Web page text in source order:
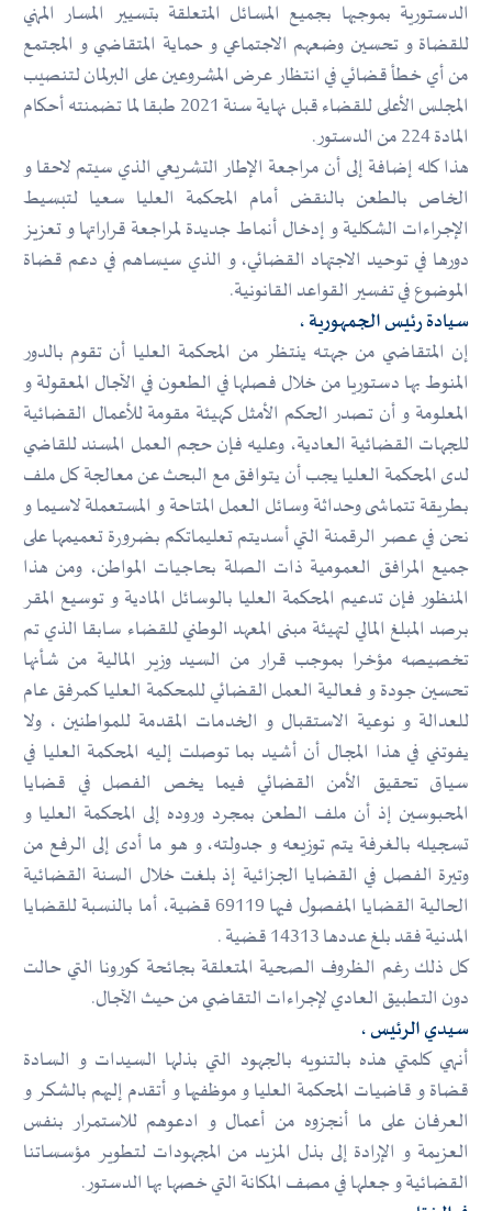
الدستورية بموجبها بجميع المسائل المتعلقة بتسيير المسار المهني
للقضاة و تحسين وضعهم الاجتماعي و حماية المتقاضي و المجتمع
من أي خطأ قضائي في انتظار عرض المشروعين على البرلمان لتنصيب
المجلس الأعلى للقضاء قبل نهاية سنة 2021 طبقا لما تضمنته أحكام
المادة 224 من الدستور.
هذا كله إضافة إلى أن مراجعة الإطار التشريعي الذي سيتم لاحقا و
الخاص بالطعن بالنقض أمام المحكمة العليا سعيا لتبسيط
الإجراءات الشكلية و إدخال أنماط جديدة لمراجعة قراراتها و تعزيز
دورها في توحيد الاجتهاد القضائي، و الذي سيساهم في دعم قضاة
الموضوع في تفسير القواعد القانونية.
سيادة رئيس الجمهورية ،
إن المتقاضي من جهتـه ينتظر من المحكمة العليا أن تقوم بالدور
المنوط بها دستوريا من خلال فصلها في الطعون في الآجال المعقولة و
المعلومة و أن تصدر الحكم الأمثل كهيئة مقومة للأعمال القضائية
للجهات القضائية العادية، وعليه فإن حجم العمل المسند للقاضي
لدى المحكمة العليا يجب أن يتوافق مع البحث عن معالجة كل ملف
بطريقة تتماشى وحداثة وسائل العمل المتاحة و المستعملة لاسيما و
نحن في عصر الرقمنة التي أسديتم تعليماتكم بضرورة تعميمها على
جميع المرافق العمومية ذات الصلة بحاجيات المواطن، ومن هذا
المنظور فإن تدعيم المحكمة العليا بالوسائل المادية و توسيع المقر
برصد المبلغ المالي لتهيئة مبنى المعهد الوطني للقضاء سابقا الذي تم
تخصيصه مؤخرا بموجب قرار من السيد وزير المالية من شأنها
تحسين جودة و فعالية العمل القضائي للمحكمة العليا كمرفق عام
للعدالة و نوعية الاستقبال و الخدمات المقدمة للمواطنين ، ولا
يفوتني في هذا المجال أن أشيد بما توصلت إليه المحكمة العليا في
سياق تحقيق الأمن القضائي فيما يخص الفصل في قضايا
المحبوسين إذ أن ملف الطعن بمجرد وروده إلى المحكمة العليا و
تسجيله بالغرفة يتم توزيعه و جدولته، و هو ما أدى إلى الرفع من
وتيرة الفصل في القضايا الجزائية إذ بلغت خلال السنة القضائية
الحالية القضايا المفصول فيها 69119 قضية، أما بالنسبة للقضايا
المدنية فقد بلغ عددها 14313 قضية .
كل ذلك رغم الظروف الصحية المتعلقة بجائحة كورونا التي حالت
دون التطبيق العادي لإجراءات التقاضي من حيث الآجال.
سيدي الرئيس ،
أنهي كلمتي هذه بالتنويه بالجهود التي بذلها السيدات و السادة
قضاة و قاضيات المحكمة العليا و موظفيها و أتقدم إليهم بالشكر و
العرفان على ما أنجزوه من أعمال و ادعوهم للاستمرار بنفس
العزيمة و الإرادة إلى بذل المزيد من المجهودات لتطوير مؤسساتنا
القضائية و جعلها في مصف المكانة التي خصها بها الدستور.